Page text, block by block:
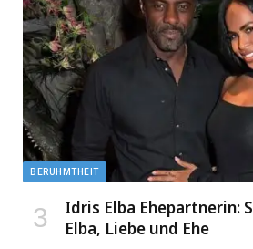
BERUHMTHEIT
Idris Elba Ehepartnerin:
Elba, Liebe und Ehe